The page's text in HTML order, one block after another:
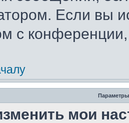
Если вы
с
Параметры
мои